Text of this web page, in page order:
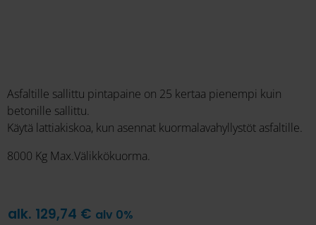
Asfaltille sallittu pintapaine on 25 kertaa pienempi kuin
betonille sallittu.
Käytä lattiakiskoa, kun asennat kuormalavahyllystöt asfaltille.
8000 Kg Max.Välikkökuorma.
alk. 129,74 € alv 0%